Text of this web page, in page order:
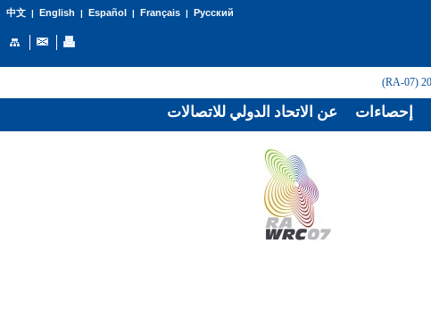
中文| English | Español | Français| Русский
عن الاتحاد الدولي للاتصالات إحصاءات